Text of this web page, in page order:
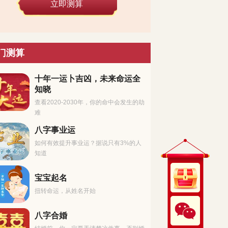
立即测算
测算
十年一运卜吉凶，未来命运全
知晓
查看2020-2030年，你的命中会发生的劫
难
八字事业运
如何有效提升事业运？据说只有3%的人
知道
宝宝起名
扭转命运，从姓名开始
八字合婚